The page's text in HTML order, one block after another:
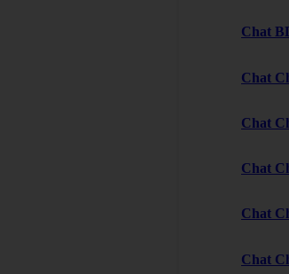
Chat
Chat
Chat
Chat
Chat
Chat